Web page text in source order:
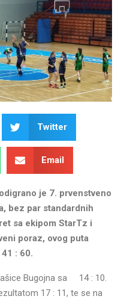
Twitter
Email
je 7. prvenstveno
bez par standardnih
sa ekipom StarTz i
poraz, ovog puta
: 60.
Bugojna sa 14 : 10.
17 : 11, te se na